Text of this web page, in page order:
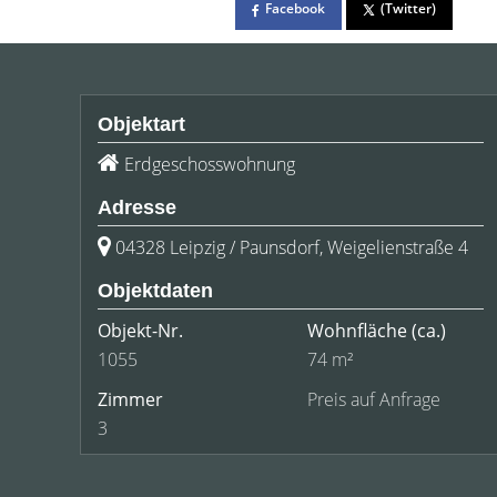
Facebook (Twitter)
Objektart
Erdgeschosswohnung
Adresse
04328 Leipzig / Paunsdorf, Weigelienstraße 4
Objektdaten
Objekt-Nr.
1055
Wohnfläche(ca.)
74 m²
Zimmer
3
Preis auf Anfrage